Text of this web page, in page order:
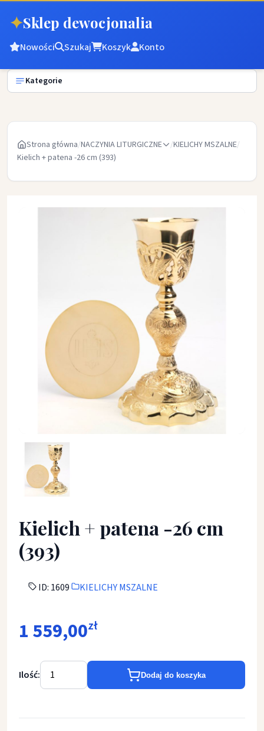
✦Sklep dewocjonalia
Nowości Szukaj Koszyk Konto
Kategorie
Strona główna/NACZYNIA LITURGICZNE /KIELICHY MSZALNE/
Kielich + patena -26 cm (393)
Kielich + patena -26 cm (393) - KIELICHY MSZALNE - Kielich
Kielich + patena -26 cm
(393)
ID: 1609 KIELICHY MSZALNE
1 559,00zł
Ilość: Dodaj do koszyka